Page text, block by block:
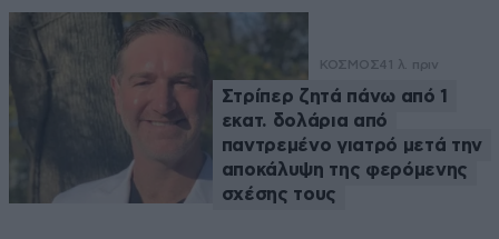
ΚΟΣΜΟΣ41 λ. πριν
Στρίπερ ζητά πάνω από 1
εκατ. δολάρια από
παντρεμένο γιατρό μετά την
αποκάλυψη της φερόμενης
σχέσης τους